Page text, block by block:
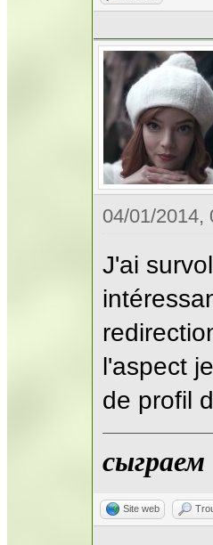
04/01/2014,
J'ai
l'aspect
de profil
сыграем
Site web